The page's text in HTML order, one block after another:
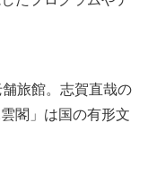
旅館。志賀直哉の
閣」は国の有形文